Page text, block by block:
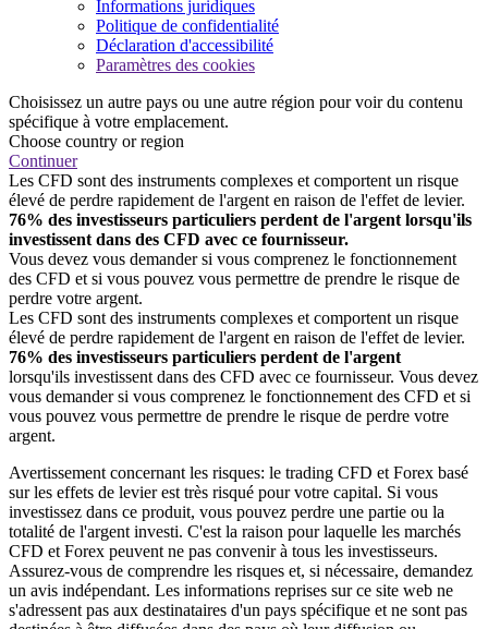
Informations juridiques
Politique de confidentialité
Déclaration d'accessibilité
Paramètres des cookies
Choisissez un autre pays ou une autre région pour voir du contenu
spécifique à votre emplacement.
Choose country or region
Continuer
Les CFD sont des instruments complexes et comportent un risque
élevé de perdre rapidement de l'argent en raison de l'effet de levier.
76% des investisseurs particuliers perdent de l'argent lorsqu'ils
investissent dans des CFD avec ce fournisseur.
Vous devez vous demander si vous comprenez le fonctionnement
des CFD et si vous pouvez vous permettre de prendre le risque de
perdre votre argent.
Les CFD sont des instruments complexes et comportent un risque
élevé de perdre rapidement de l'argent en raison de l'effet de levier.
76% des investisseurs particuliers perdent de l'argent
lorsqu'ils investissent dans des CFD avec ce fournisseur. Vous devez
vous demander si vous comprenez le fonctionnement des CFD et si
vous pouvez vous permettre de prendre le risque de perdre votre
argent.
Avertissement concernant les risques: le trading CFD et Forex basé
sur les effets de levier est très risqué pour votre capital. Si vous
investissez dans ce produit, vous pouvez perdre une partie ou la
totalité de l'argent investi. C'est la raison pour laquelle les marchés
CFD et Forex peuvent ne pas convenir à tous les investisseurs.
Assurez-vous de comprendre les risques et, si nécessaire, demandez
un avis indépendant. Les informations reprises sur ce site web ne
s'adressent pas aux destinataires d'un pays spécifique et ne sont pas